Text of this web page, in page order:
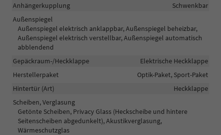
Anhängerkupplung
Schwenkbar
Außenspiegel
Außenspiegel elektrisch anklappbar, Außenspiegel beheizbar,
Außenspiegel elektrisch verstellbar, Außenspiegel automatisch
abblendend
Gepäckraum-/Heckklappe
Elektrische Heckklappe
Herstellerpaket
Optik-Paket, Sport-Paket
Hintertür (Art)
Heckklappe
Scheiben, Verglasung
Getönte Scheiben, Privacy Glass (Heckscheibe und hintere
Seitenscheiben abgedunkelt), Akustikverglasung,
Wärmeschutzglas